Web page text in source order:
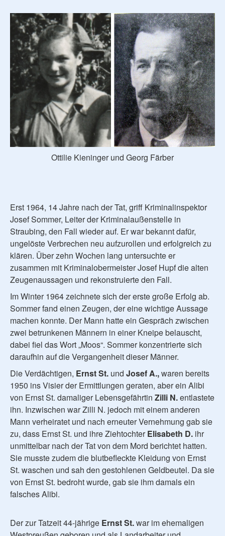
Ottilie Kieninger und Georg Färber
Erst 1964, 14 Jahre nach der Tat, griff Kriminalinspektor
Josef Sommer, Leiter der Kriminalaußenstelle in
Straubing, den Fall wieder auf. Er war bekannt dafür,
ungelöste Verbrechen neu aufzurollen und erfolgreich zu
klären. Über zehn Wochen lang untersuchte er
zusammen mit Kriminalobermeister Josef Hupf die alten
Zeugenaussagen und rekonstruierte den Fall.
Im Winter 1964 zeichnete sich der erste große Erfolg ab.
Sommer fand einen Zeugen, der eine wichtige Aussage
machen konnte. Der Mann hatte ein Gespräch zwischen
zwei betrunkenen Männern in einer Kneipe belauscht,
dabei fiel das Wort „Moos“. Sommer konzentrierte sich
daraufhin auf die Vergangenheit dieser Männer.
Die Verdächtigen, Ernst St. und Josef A.,waren bereits
1950 ins Visier der Ermittlungen geraten, aber ein Alibi
von Ernst St. damaliger Lebensgefährtin Zilli N.entlastete
ihn. Inzwischen war Zilli N. jedoch mit einem anderen
Mann verheiratet und nach erneuter Vernehmung gab sie
zu, dass Ernst St. und ihre ZiehtochterElisabeth D. ihr
unmittelbar nach der Tat von dem Mord berichtet hatten.
Sie musste zudem die blutbefleckte Kleidung von Ernst
St. waschen und sah den gestohlenen Geldbeutel. Da sie
von Ernst St. bedroht wurde, gab sie ihm damals ein
falsches Alibi.
Der zur Tatzeit 44-jährige Ernst St.war im ehemaligen